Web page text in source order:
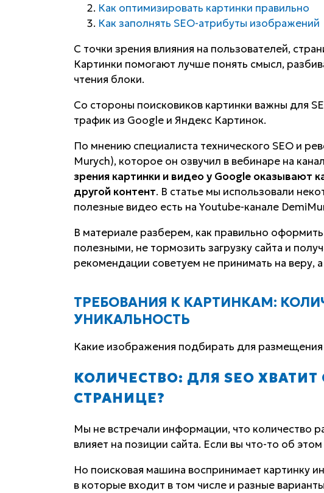
Как оптимизировать картинки правильно
Как заполнять SEO-атрибуты изображений
С точки зрения влияния на пользователей,
Картинки помогают лучше понять смысл,
чтения блоки.
Со стороны поисковиков картинки важны для
трафик из Google и Яндекс Картинок.
По мнению специалиста технического SEO и
Murych), которое он озвучил в вебинаре на
зрения картинки и видео у Google оказывают
другой контент. В статье мы использовали
полезные видео есть на Youtube-канале
В материале разберем, как правильно
полезными, не тормозить загрузку сайта и
рекомендации советуем не принимать на веру,
ТРЕБОВАНИЯ К КАРТИНКАМ:
УНИКАЛЬНОСТЬ
Какие изображения подбирать для размещения
КОЛИЧЕСТВО: ДЛЯ SEO
СТРАНИЦЕ?
Мы не встречали информации, что количество
влияет на позиции сайта. Если вы что-то об
Но поисковая машина воспринимает картинку
в которые входит в том числе и разные